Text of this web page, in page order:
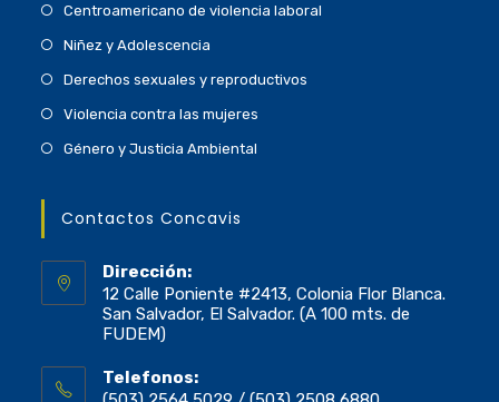
Centroamericano de violencia laboral
Niñez y Adolescencia
Derechos sexuales y reproductivos
Violencia contra las mujeres
Género y Justicia Ambiental
Contactos Concavis
Dirección:
12 Calle Poniente #2413, Colonia Flor Blanca.
San Salvador, El Salvador. (A 100 mts. de
FUDEM)
Telefonos: